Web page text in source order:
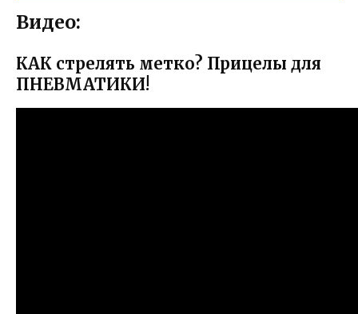
Видео:
КАК стрелять метко? Прицелы для
ПНЕВМАТИКИ!